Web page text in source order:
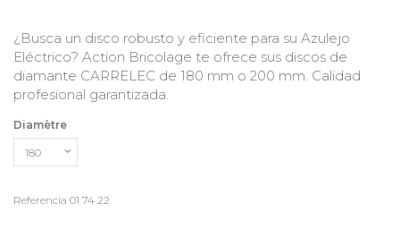
¿Busca un disco robusto y eficiente para su Azulejo
Eléctrico? Action Bricolage te ofrece sus discos de
diamante CARRELEC de 180 mm o 200 mm. Calidad
profesional garantizada.
Diamètre
Referencia 01 74 22